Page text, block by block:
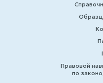
Правовой
по